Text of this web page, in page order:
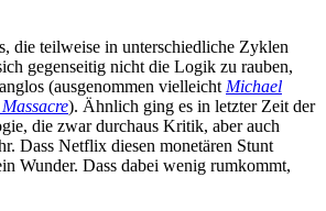
die teilweise in unterschiedliche Zyklen
gegenseitig nicht die Logik zu rauben,
(ausgenommen vielleicht Michael
). Ähnlich ging es in letzter Zeit der
die zwar durchaus Kritik, aber auch
Dass Netflix diesen monetären Stunt
Wunder. Dass dabei wenig rumkommt,